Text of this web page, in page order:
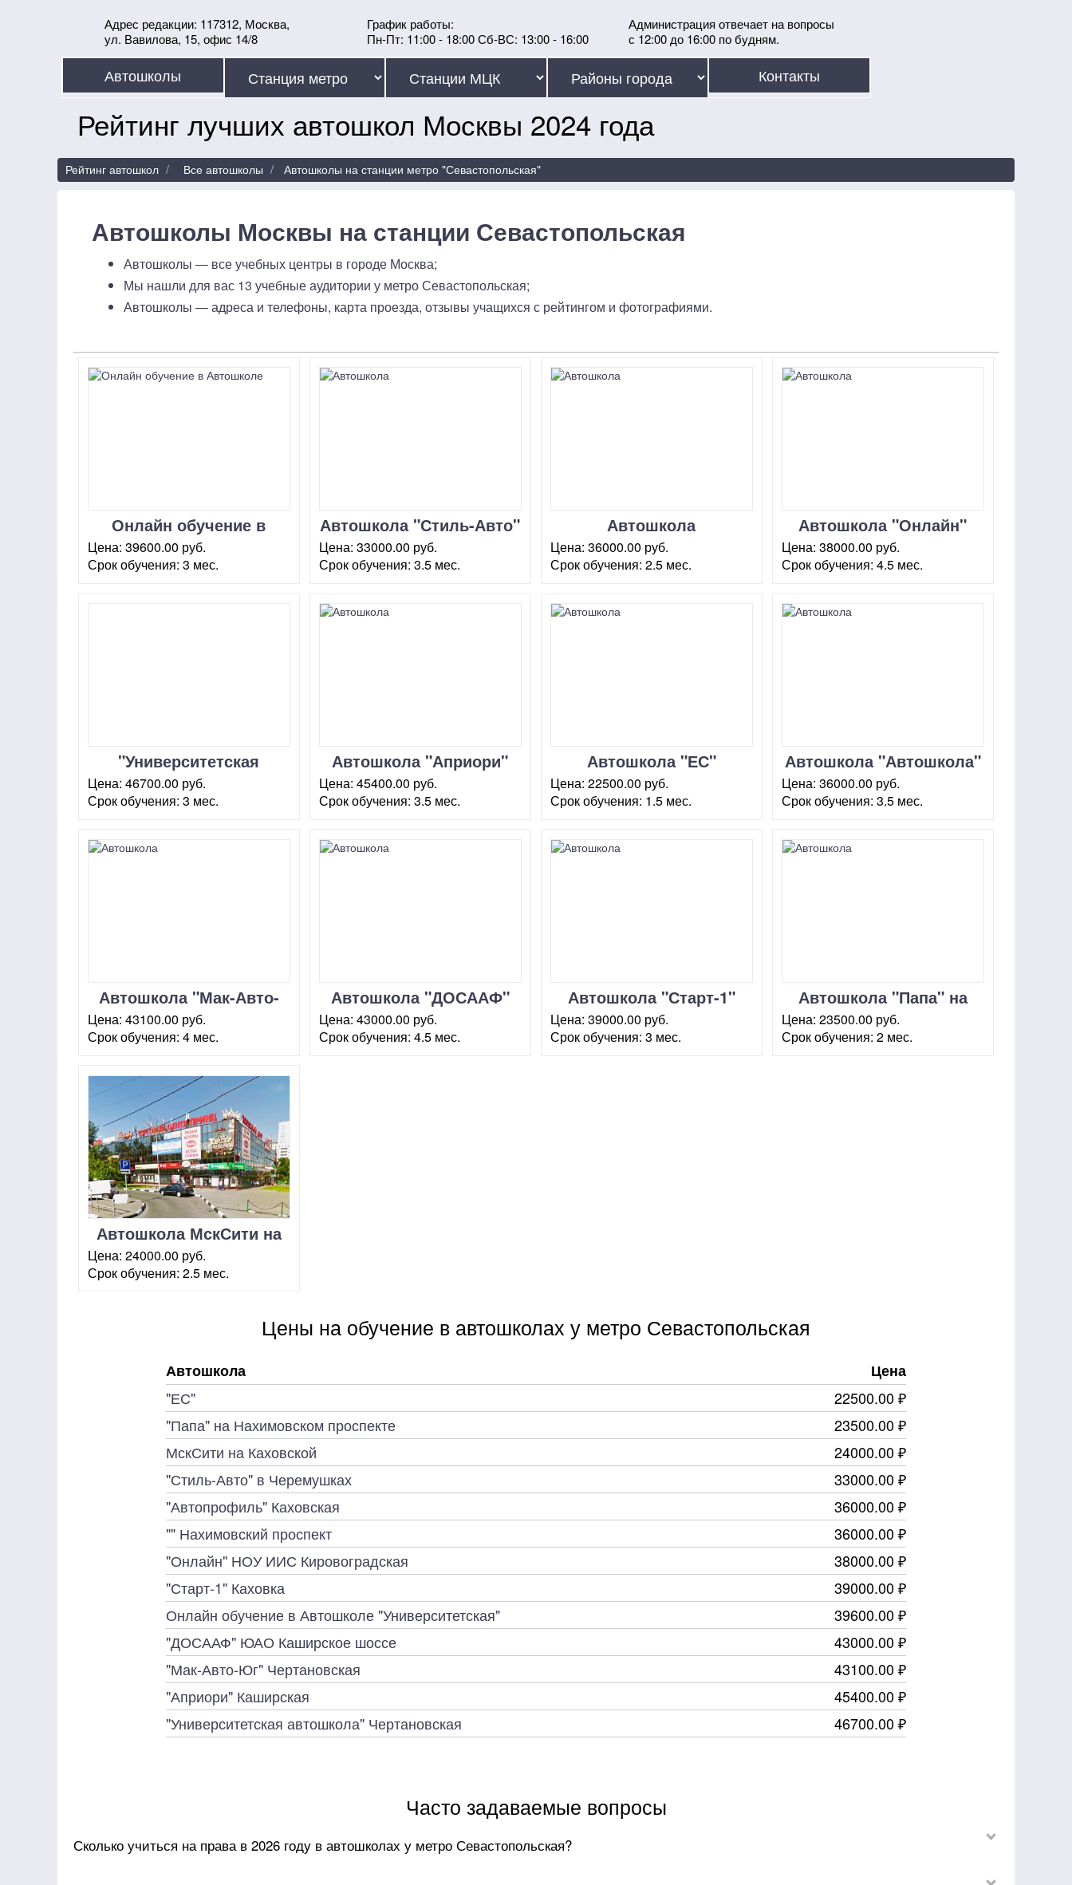
Адрес редакции: 117312, Москва,
ул. Вавилова, 15, офис 14/8
График работы:
Пн-Пт: 11:00 - 18:00 Сб-ВС: 13:00 - 16:00
Администрация отвечает на вопросы
с 12:00 до 16:00 по будням.
Автошколы Контакты
Рейтинг лучших автошкол Москвы 2024 года
Рейтинг автошкол Все автошколы Автошколы на станции метро "Севастопольская"
Автошколы Москвы на станции Севастопольская
Автошколы — все учебных центры в городе Москва;
Мы нашли для вас 13 учебные аудитории у метро Севастопольская;
Автошколы — адреса и телефоны, карта проезда, отзывы учащихся с рейтингом и фотографиями.
Онлайн обучение в
Автошколе
"Университетская"
Цена:39600.00 руб.
Срок обучения:3 мес.
Автошкола "Стиль-Авто"
в Черемушках
Цена:33000.00 руб.
Срок обучения:3.5 мес.
Автошкола
"Автопрофиль"
Каховская
Цена:36000.00 руб.
Срок обучения:2.5 мес.
Автошкола "Онлайн"
НОУ ИИС
Кировоградская
Цена:38000.00 руб.
Срок обучения:4.5 мес.
"Университетская
автошкола"
Чертановская
Цена:46700.00 руб.
Срок обучения:3 мес.
Автошкола "Априори"
Каширская
Цена:45400.00 руб.
Срок обучения:3.5 мес.
Автошкола "ЕС"
Цена:22500.00 руб.
Срок обучения: 1.5 мес.
Автошкола "Автошкола"
Нахимовский проспект
Цена:36000.00 руб.
Срок обучения:3.5 мес.
Автошкола "Мак-Авто-
Юг" Чертановская
Цена:43100.00 руб.
Срок обучения:4 мес.
Автошкола "ДОСААФ"
ЮАО Каширское шоссе
Цена:43000.00 руб.
Срок обучения:4.5 мес.
Автошкола "Старт-1"
Каховка
Цена:39000.00 руб.
Срок обучения:3 мес.
Автошкола "Папа" на
Нахимовском проспекте
Цена:23500.00 руб.
Срок обучения:2 мес.
Автошкола МскСити на
Каховской
Цена:24000.00 руб.
Срок обучения:2.5 мес.
Цены на обучение в автошколах у метро Севастопольская
Автошкола
Цена
"ЕС"
22500.00 ₽
"Папа" на Нахимовском проспекте
23500.00 ₽
МскСити на Каховской
24000.00 ₽
"Стиль-Авто" в Черемушках
33000.00 ₽
"Автопрофиль" Каховская
36000.00 ₽
"" Нахимовский проспект
36000.00 ₽
"Онлайн" НОУ ИИС Кировоградская
38000.00 ₽
"Старт-1" Каховка
39000.00 ₽
Онлайн обучение в Автошколе "Университетская"
39600.00 ₽
"ДОСААФ" ЮАО Каширское шоссе
43000.00 ₽
"Мак-Авто-Юг" Чертановская
43100.00 ₽
"Априори" Каширская
45400.00 ₽
"Университетская автошкола" Чертановская
46700.00 ₽
Часто задаваемые вопросы
Сколько учиться на права в 2026 году в автошколах у метро Севастопольская?